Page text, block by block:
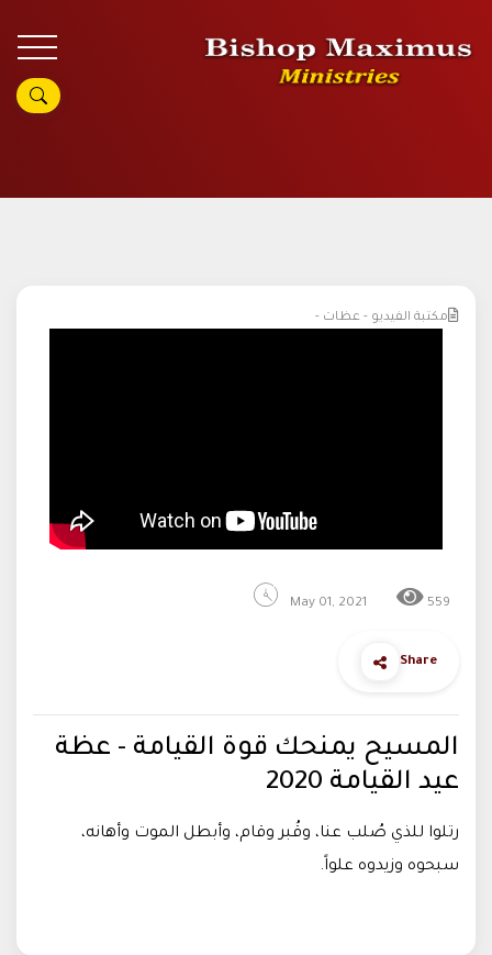
مكتبة الفيديو - عظات -
May 01, 2021 559
Share
المسيح يمنحك قوة القيامة - عظة
عيد القيامة 2020
رتلوا للذي صُلب عنا، وقُبر وقام، وأبطل الموت وأهانه،
سبحوه وزيدوه علواً.